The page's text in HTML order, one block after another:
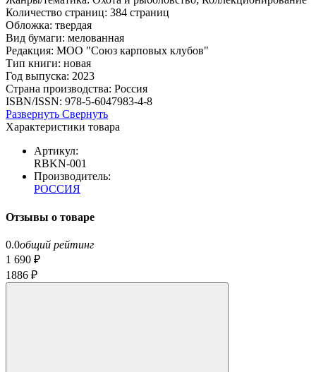
Количество страниц: 384 страниц
Обложка: твердая
Вид бумаги: мелованная
Редакция: МОО "Союз карповых клубов"
Тип книги: новая
Год выпуска: 2023
Страна производства: Россия
ISBN/ISSN: 978-5-6047983-4-8
Развернуть Свернуть
Характеристики товара
Артикул:
RBKN-001
Производитель:
РОССИЯ
Отзывы о товаре
0.0общий рейтинг
1 690 ₽
1886 ₽